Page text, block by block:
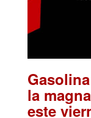
la
este